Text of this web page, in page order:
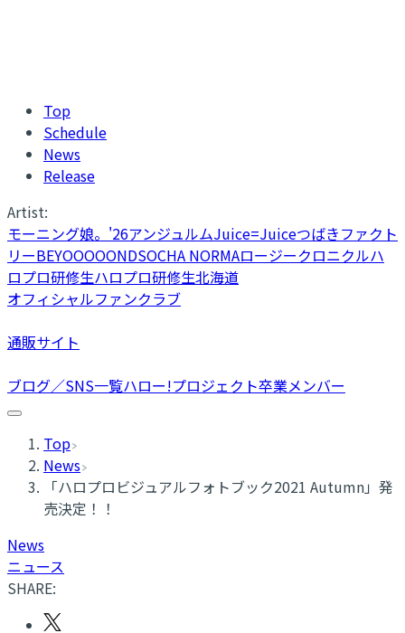
Top
Schedule
News
Release
Artist:
モーニング娘。'26アンジュルムJuice=Juiceつばきファクト
リーBEYOOOOONDSOCHA NORMAロージークロニクルハ
ロプロ研修生ハロプロ研修生北海道
オフィシャルファンクラブ
通販サイト
ブログ／SNS一覧ハロー!プロジェクト卒業メンバー
Top
News
​「ハロプロビジュアルフォトブック2021 Autumn」発
売決定！！
News
ニュース
SHARE: